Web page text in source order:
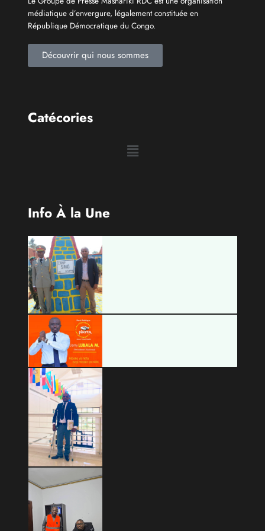
Qui sommes-nous?
Le Groupe de Presse Mashariki RDC est une organisation
médiatique d’envergure, légalement constituée en
République Démocratique du Congo.
Info À la Une